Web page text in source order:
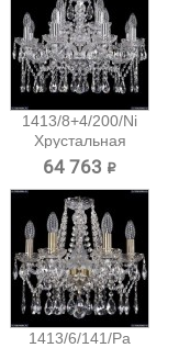
1413/8+4/200/Ni
Хрустальная
подвесная...
64 763 ₽
1413/6/141/Pa